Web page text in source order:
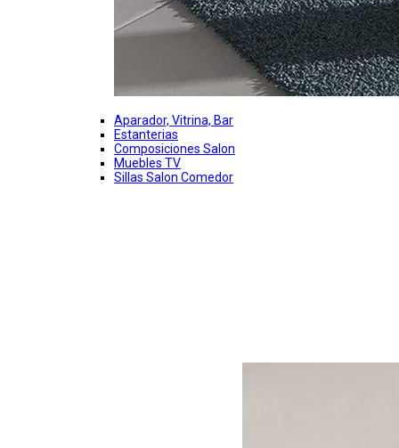
Aparador, Vitrina, Bar
Estanterias
Composiciones Salon
Muebles TV
Sillas Salon Comedor